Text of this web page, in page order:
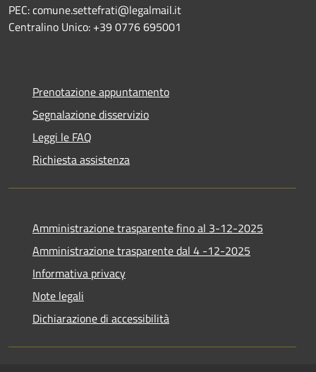
PEC: comune.settefrati@legalmail.it
Centralino Unico: +39 0776 695001
Prenotazione appuntamento
Segnalazione disservizio
Leggi le FAQ
Richiesta assistenza
Amministrazione trasparente fino al 3-12-2025
Amministrazione trasparente dal 4 -12-2025
Informativa privacy
Note legali
Dichiarazione di accessibilità